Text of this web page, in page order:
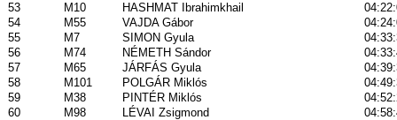
53
M10 HASHMAT Ibrahimkhail
54
M55 VAJDA Gábor
55
M7 SIMON Gyula
56
M74 NÉMETH Sándor
57
M65 JÁRFÁS Gyula
58
M101 POLGÁR Miklós
59
M38 PINTÉR Miklós
60
M98 LÉVAI Zsigmond